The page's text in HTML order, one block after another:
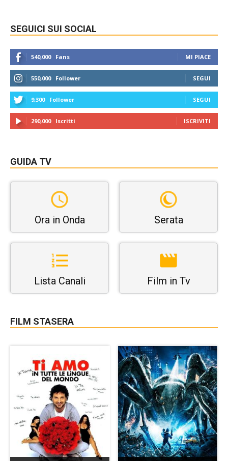
SEGUICI SUI SOCIAL
540,000 Fans MI PIACE
550,000 Follower SEGUI
9,300 Follower SEGUI
290,000 Iscritti ISCRIVITI
GUIDA TV
Ora in Onda Serata
Lista Canali Film in Tv
FILM STASERA